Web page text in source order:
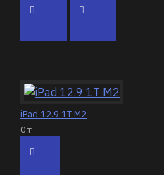
эргономичный
удобство при
использовании и
iPad 12.9 1Т M2
0₸